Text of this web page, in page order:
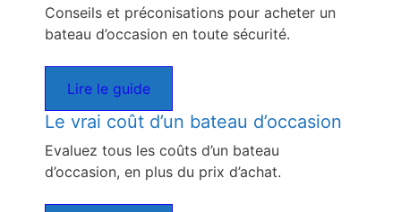
Conseils et préconisations pour acheter un
bateau d’occasion en toute sécurité.
Lire le guide
Le vrai coût d’un bateau d’occasion
Evaluez tous les coûts d’un bateau
d’occasion, en plus du prix d’achat.